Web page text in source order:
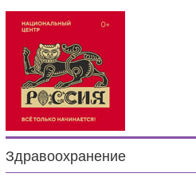
Здравоохранение